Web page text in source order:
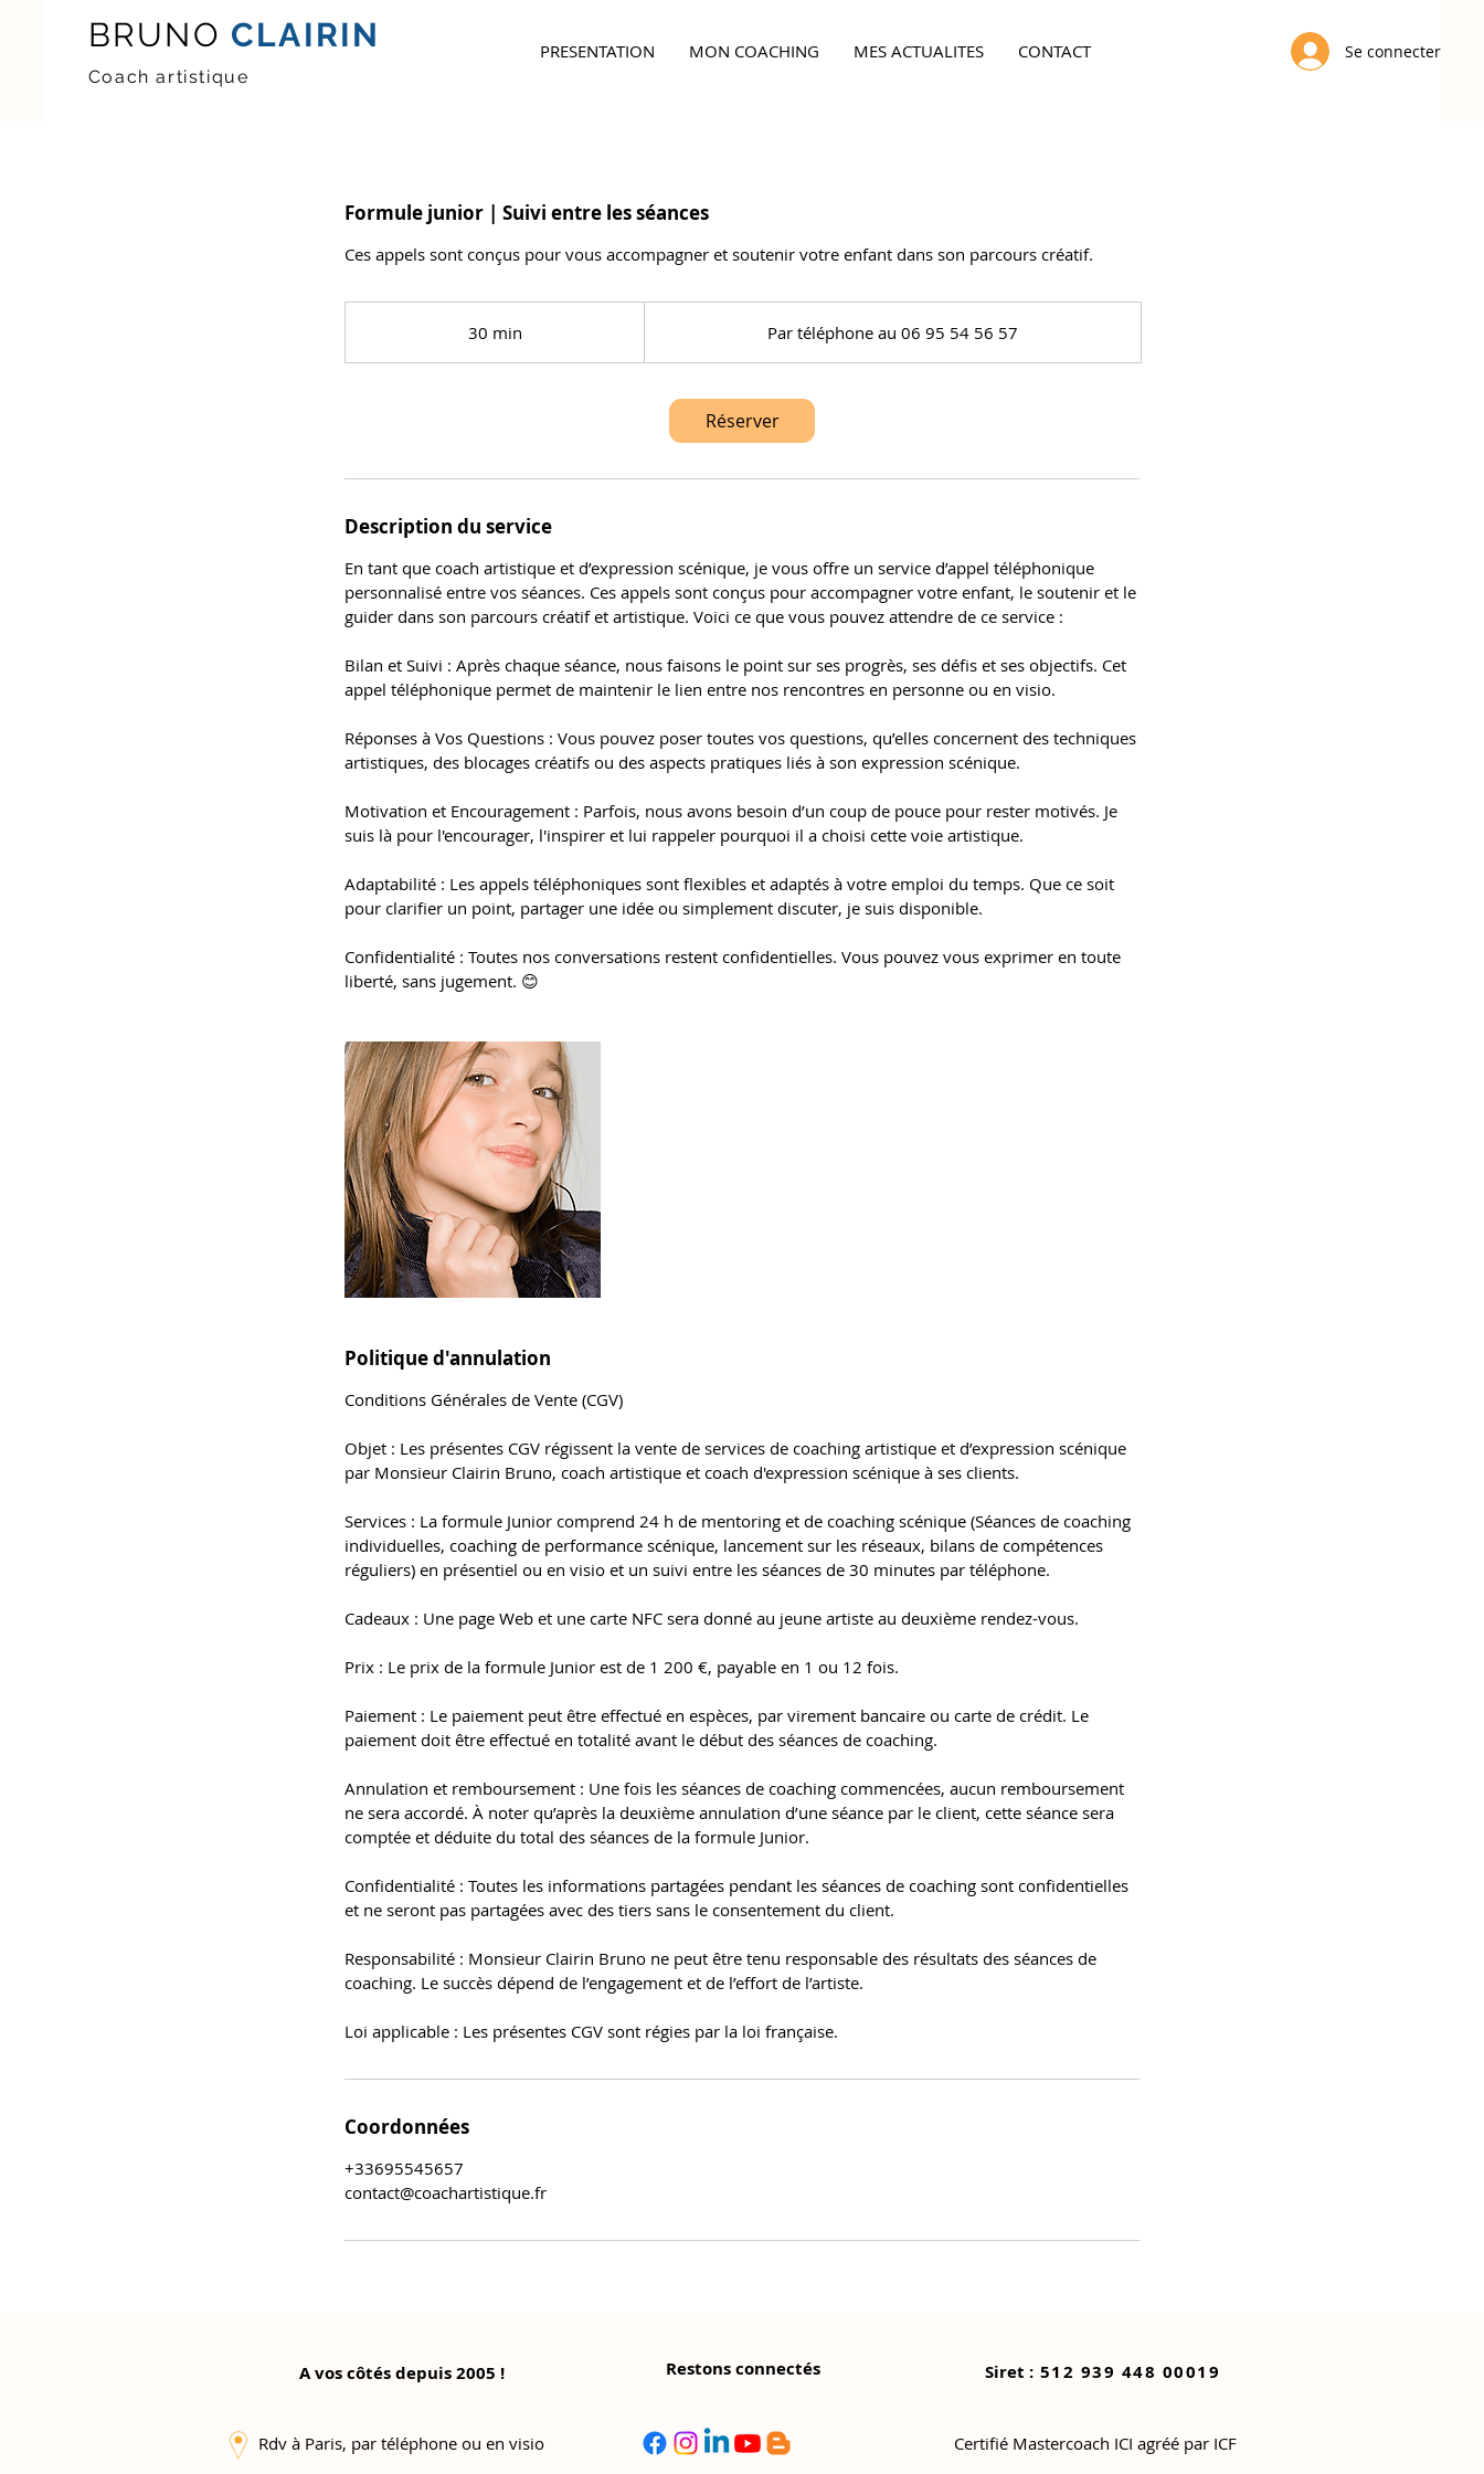
BRUNO CLAIRIN
Coach artistique
PRESENTATION MON COACHING MES ACTUALITES CONTACT Se connecter
Formule junior | Suivi entre les séances
Ces appels sont conçus pour vous accompagner et soutenir votre enfant dans son parcours créatif.
30 min
0
Par téléphone au 06 95 54 56 57
Réserver
Description du service
En tant que coach artistique et d’expression scénique, je vous offre un service d’appel téléphonique
personnalisé entre vos séances. Ces appels sont conçus pour accompagner votre enfant, le soutenir et le
guider dans son parcours créatif et artistique. Voici ce que vous pouvez attendre de ce service :
Bilan et Suivi : Après chaque séance, nous faisons le point sur ses progrès, ses défis et ses objectifs. Cet
appel téléphonique permet de maintenir le lien entre nos rencontres en personne ou en visio.
Réponses à Vos Questions : Vous pouvez poser toutes vos questions, qu’elles concernent des techniques
artistiques, des blocages créatifs ou des aspects pratiques liés à son expression scénique.
Motivation et Encouragement : Parfois, nous avons besoin d’un coup de pouce pour rester motivés. Je
suis là pour l'encourager, l'inspirer et lui rappeler pourquoi il a choisi cette voie artistique.
Adaptabilité : Les appels téléphoniques sont flexibles et adaptés à votre emploi du temps. Que ce soit
pour clarifier un point, partager une idée ou simplement discuter, je suis disponible.
Confidentialité : Toutes nos conversations restent confidentielles. Vous pouvez vous exprimer en toute
liberté, sans jugement. 😊
Politique d'annulation
Conditions Générales de Vente (CGV)
Objet : Les présentes CGV régissent la vente de services de coaching artistique et d’expression scénique
par Monsieur Clairin Bruno, coach artistique et coach d'expression scénique à ses clients.
Services : La formule Junior comprend 24 h de mentoring et de coaching scénique (Séances de coaching
individuelles, coaching de performance scénique, lancement sur les réseaux, bilans de compétences
réguliers) en présentiel ou en visio et un suivi entre les séances de 30 minutes par téléphone.
Cadeaux : Une page Web et une carte NFC sera donné au jeune artiste au deuxième rendez-vous.
Prix : Le prix de la formule Junior est de 1 200 €, payable en 1 ou 12 fois.
Paiement : Le paiement peut être effectué en espèces, par virement bancaire ou carte de crédit. Le
paiement doit être effectué en totalité avant le début des séances de coaching.
Annulation et remboursement : Une fois les séances de coaching commencées, aucun remboursement
ne sera accordé. À noter qu’après la deuxième annulation d’une séance par le client, cette séance sera
comptée et déduite du total des séances de la formule Junior.
Confidentialité : Toutes les informations partagées pendant les séances de coaching sont confidentielles
et ne seront pas partagées avec des tiers sans le consentement du client.
Responsabilité : Monsieur Clairin Bruno ne peut être tenu responsable des résultats des séances de
coaching. Le succès dépend de l’engagement et de l’effort de l’artiste.
Loi applicable : Les présentes CGV sont régies par la loi française.
Coordonnées
+33695545657
contact@coachartistique.fr
A vos côtés depuis 2005 !
Rdv à Paris, par téléphone ou en visio
Restons connectés Siret : 512 939 448 00019
Certifié Mastercoach ICI agréé par ICF